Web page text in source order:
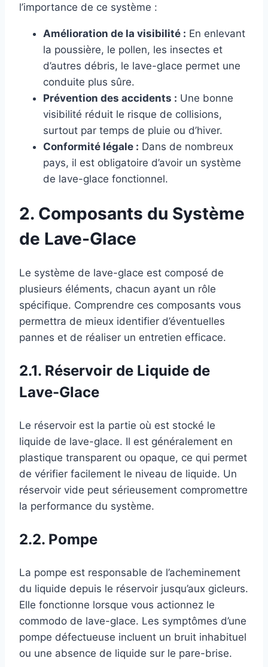
l’importance de ce système :
Amélioration de la visibilité : En enlevant
la poussière, le pollen, les insectes et
d’autres débris, le lave-glace permet une
conduite plus sûre.
Prévention des accidents : Une bonne
visibilité réduit le risque de collisions,
surtout par temps de pluie ou d’hiver.
Conformité légale : Dans de nombreux
pays, il est obligatoire d’avoir un système
de lave-glace fonctionnel.
2. Composants du Système
de Lave-Glace
Le système de lave-glace est composé de
plusieurs éléments, chacun ayant un rôle
spécifique. Comprendre ces composants vous
permettra de mieux identifier d’éventuelles
pannes et de réaliser un entretien efficace.
2.1. Réservoir de Liquide de
Lave-Glace
Le réservoir est la partie où est stocké le
liquide de lave-glace. Il est généralement en
plastique transparent ou opaque, ce qui permet
de vérifier facilement le niveau de liquide. Un
réservoir vide peut sérieusement compromettre
la performance du système.
2.2. Pompe
La pompe est responsable de l’acheminement
du liquide depuis le réservoir jusqu’aux gicleurs.
Elle fonctionne lorsque vous actionnez le
commodo de lave-glace. Les symptômes d’une
pompe défectueuse incluent un bruit inhabituel
ou une absence de liquide sur le pare-brise.